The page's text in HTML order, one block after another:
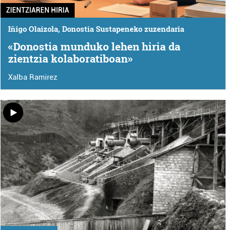
ZIENTZIAREN HIRIA
Iñigo Olaizola, Donostia Sustapeneko zuzendaria
«Donostia munduko lehen hiria da
zientzia kolaboratiboan»
Xalba Ramirez